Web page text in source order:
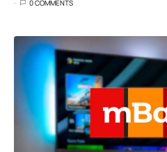
0 COMMENTS